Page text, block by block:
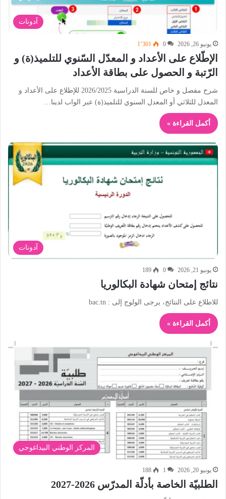
آدونات
يونيو 26, 2026 0 1٬301
الإطّلاع على الأعداد و المعدّل السّنوي للتلميذ(ة) و
الرّتبة و الحصول على بطاقة الأعداد
شرح مفصل و خاص للسنة الدراسية 2026/2025 للإطلاع على الأعداد و
المعدل للثلاثي أو المعدل السنوي للتلميذ(ة) عبر الواب لدينا…
أكمل القراءة »
آدونات
يونيو 21, 2026 0
189
نتائج إمتحان شهادة البكالوريا
للاطلاع على النتائج، يرجى الولوج إلى : bac.tn
أكمل القراءة »
المركز الوطني البيداغوجي
يونيو 20, 2026 1
188
الطلبيّة الخاصة بأدلّة المدرّس 2026-2027